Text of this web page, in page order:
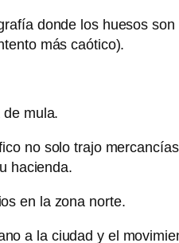
donde los huesos
más caótico).
mula.
no solo trajo
hacienda.
en la zona norte.
a la ciudad y el